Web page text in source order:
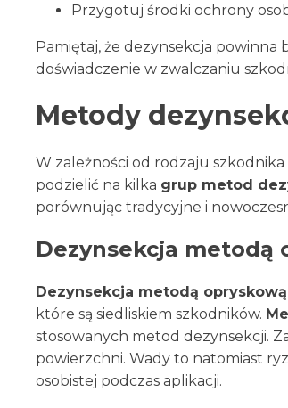
Przygotuj środki ochrony
Pamiętaj, że dezynsekcja
doświadczenie w zwalczaniu
Metody
W zależności od rodzaju
podzielić na kilka grup metod
porównując tradycyjne i
Dezynsekcja metodą
Dezynsekcja metodą opryskową
które są siedliskiem szkodników.
stosowanych metod dezynsekcji.
powierzchni. Wady to natomiast
osobistej podczas aplikacji.